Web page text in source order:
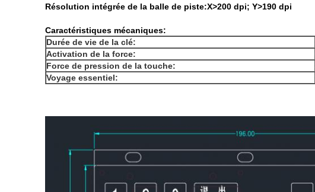
Résolution intégrée de la balle de piste:X>200 dpi; Y>190 dpi
Caractéristiques mécaniques:
Durée de vie de la clé:
Activation de la force:
Force de pression de la touche:
Voyage essentiel: